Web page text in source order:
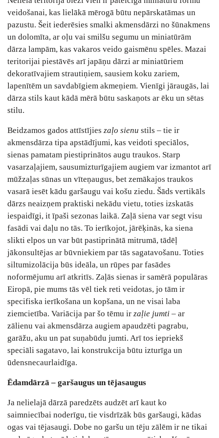
veidošanai, kas lielākā mērogā būtu nepārskatāmas un
pazustu. Šeit iederēsies smalki akmensdārzi no šūnakmens
un dolomīta, ar oļu vai smilšu segumu un miniatūrām
dārza lampām, kas vakaros veido gaismēnu spēles. Mazai
teritorijai piestāvēs arī japāņu dārzi ar miniatūriem
dekoratīvajiem strautiņiem, sausiem koku zariem,
lapenītēm un savdabīgiem akmeņiem. Vienīgi jāraugās, lai
dārza stils kaut kādā mērā būtu saskaņots ar ēku un sētas
stilu.
Beidzamos gados attīstījies zaļo sienu stils – tie ir
akmensdārza tipa apstādījumi, kas veidoti speciālos,
sienas pamatam piestiprinātos augu traukos. Starp
vasarzaļajiem, sausumizturīgajiem augiem var izmantot arī
mūžzaļas sūnas un vīteņaugus, bet zemākajos traukos
vasarā iesēt kādu garšaugu vai košu ziedu. Šāds vertikāls
dārzs neaizņem praktiski nekādu vietu, toties izskatās
iespaidīgi, it īpaši sezonas laikā. Zaļā siena var segt visu
fasādi vai daļu no tās. To ierīkojot, jārēķinās, ka siena
slikti elpos un var būt pastiprinātā mitrumā, tādēļ
jākonsultējas ar būvniekiem par tās sagatavošanu. Toties
siltumizolācija būs ideāla, un rūpes par fasādes
noformējumu arī atkritīs. Zaļās sienas ir samērā populāras
Eiropā, pie mums tās vēl tiek reti veidotas, jo tām ir
specifiska ierīkošana un kopšana, un ne visai laba
ziemcietība. Variācija par šo tēmu ir zaļie jumti – ar
zālienu vai akmensdārza augiem apaudzēti pagrabu,
garāžu, aku un pat suņabūdu jumti. Arī tos iepriekš
speciāli sagatavo, lai konstrukcija būtu izturīga un
ūdensnecaurlaidīga.
Ēdamdārzā – garšaugus un tējasaugus
Ja nelielajā dārzā paredzēts audzēt arī kaut ko
saimniecībai noderīgu, tie visdrīzāk būs garšaugi, kādas
ogas vai tējasaugi. Dobe no garšu un tēju zālēm ir ne tikai